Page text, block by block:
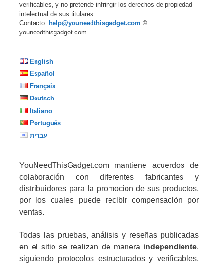
verificables, y no pretende infringir los derechos de propiedad
intelectual de sus titulares.
Contacto: help@youneedthisgadget.com ©
youneedthisgadget.com
English
Español
Français
Deutsch
Italiano
Português
עברית
YouNeedThisGadget.com mantiene acuerdos de
colaboración con diferentes fabricantes y
distribuidores para la promoción de sus productos,
por los cuales puede recibir compensación por
ventas.
Todas las pruebas, análisis y reseñas publicadas
en el sitio se realizan de manera independiente,
siguiendo protocolos estructurados y verificables,